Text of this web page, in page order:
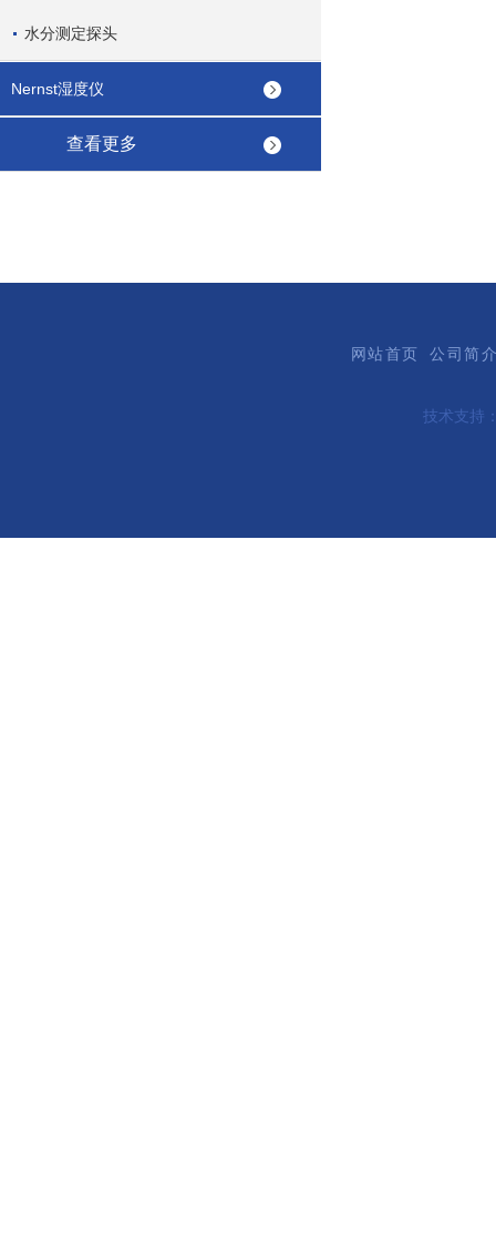
水分测定探头
Nernst湿度仪
查看更多
网站首页 公司简
技术支持